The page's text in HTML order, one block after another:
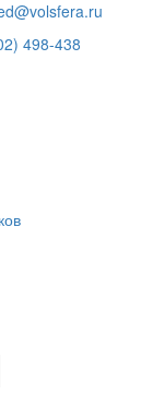
498-438